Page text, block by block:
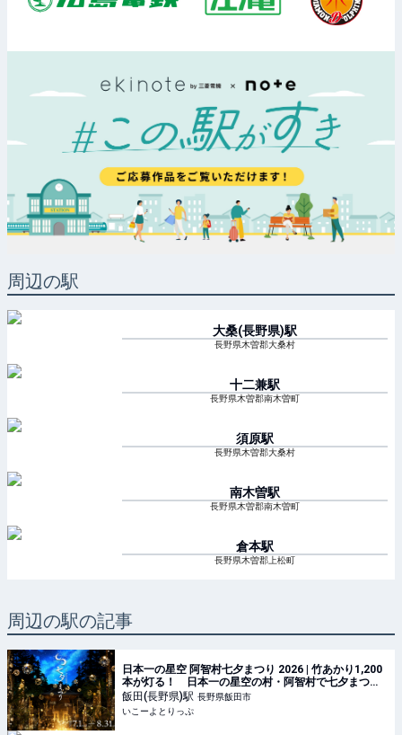
周辺の駅
大桑(長野県)駅
長野県木曽郡大桑村
十二兼駅
長野県木曽郡南木曽町
須原駅
長野県木曽郡大桑村
南木曽駅
長野県木曽郡南木曽町
倉本駅
長野県木曽郡上松町
周辺の駅の記事
日本一の星空 阿智村七夕まつり 2026 | 竹あかり1,200
本が灯る！ 日本一の星空の村・阿智村で七夕まつり
開催 | 長野県下伊那郡阿智村 | いこーよとりっぷ
飯田(長野県)駅 長野県飯田市
いこーよとりっぷ